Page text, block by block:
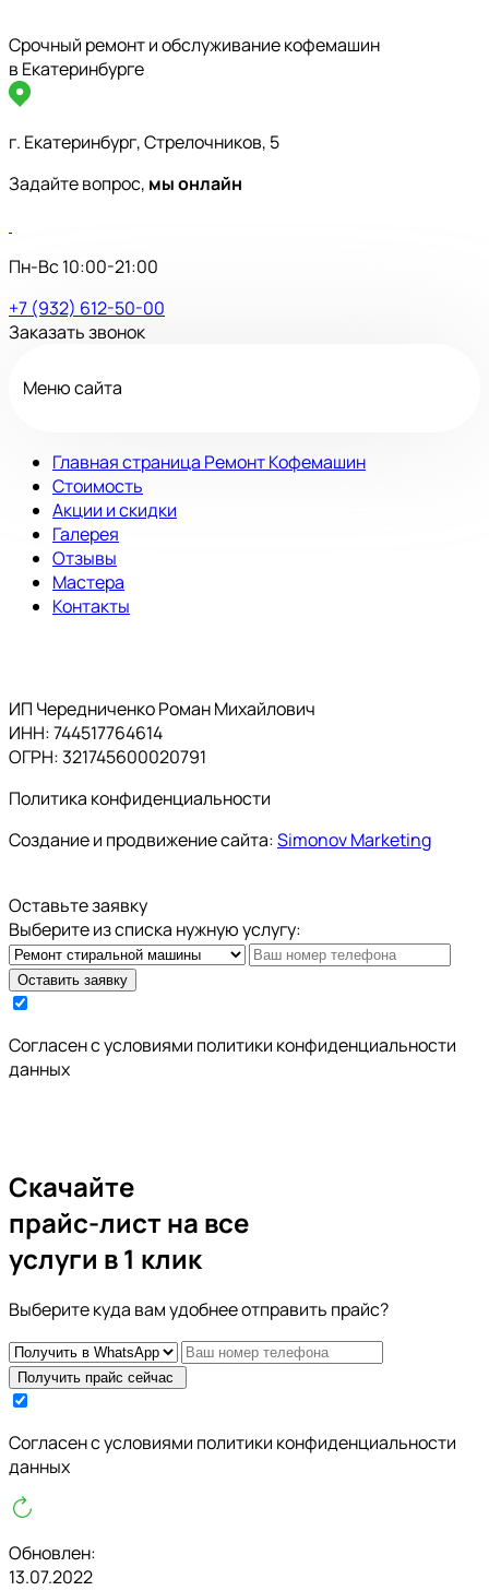
Срочный ремонт и обслуживание кофемашин
в Екатеринбурге
г. Екатеринбург, Стрелочников, 5
Задайте вопрос, мы онлайн
Пн-Вс 10:00-21:00
+7 (932) 612-50-00
Заказать звонок
Меню сайта
Главная страница Ремонт Кофемашин
Стоимость
Акции и скидки
Галерея
Отзывы
Мастера
Контакты
ИП Чередниченко Роман Михайлович
ИНН: 744517764614
ОГРН: 321745600020791
Политика конфиденциальности
Создание и продвижение сайта:Simonov Marketing
Оставьте заявку
Выберите из списка нужную услугу:
Оставить заявку
Cогласен с условиями политики конфиденциальности
данных
Скачайте
прайс-листна все
услуги в 1 клик
Выберите куда вам удобнее отправить прайс?
Получить прайс сейчас
Cогласен с условиями политики конфиденциальности
данных
Обновлен:
13.07.2022